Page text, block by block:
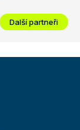
Další partneři